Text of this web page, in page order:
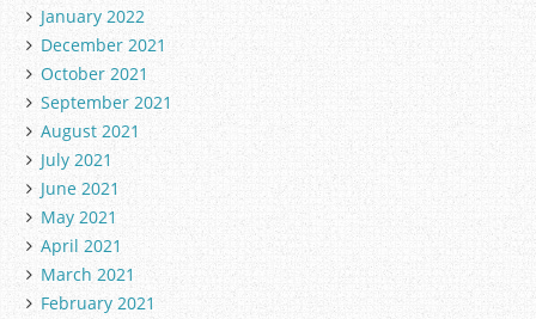
January 2022
December 2021
October 2021
September 2021
August 2021
July 2021
June 2021
May 2021
April 2021
March 2021
February 2021